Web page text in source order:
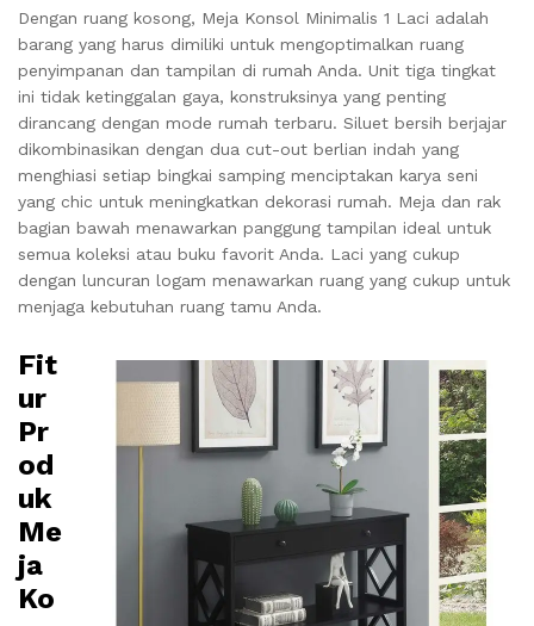
Dengan ruang kosong, Meja Konsol Minimalis 1 Laci adalah
barang yang harus dimiliki untuk mengoptimalkan ruang
penyimpanan dan tampilan di rumah Anda. Unit tiga tingkat
ini tidak ketinggalan gaya, konstruksinya yang penting
dirancang dengan mode rumah terbaru. Siluet bersih berjajar
dikombinasikan dengan dua cut-out berlian indah yang
menghiasi setiap bingkai samping menciptakan karya seni
yang chic untuk meningkatkan dekorasi rumah. Meja dan rak
bagian bawah menawarkan panggung tampilan ideal untuk
semua koleksi atau buku favorit Anda. Laci yang cukup
dengan luncuran logam menawarkan ruang yang cukup untuk
menjaga kebutuhan ruang tamu Anda.
Fit
ur
Pr
od
uk
Me
ja
Ko